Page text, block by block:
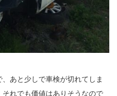
あと少しで車検が切れてしま
れでも価値はありそうなので